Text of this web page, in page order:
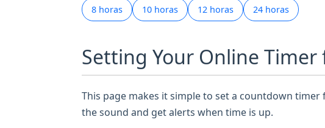
8 horas 10 horas 12 horas 24 horas
Setting Your Online Timer
This page makes it simple to set a countdown
the sound and get alerts when time is up.